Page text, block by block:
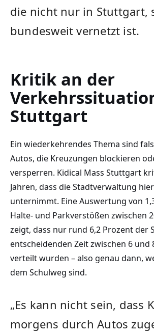
die nicht nur in Stuttgart,
bundesweit vernetzt ist.
Kritik an der
Stuttgart
Ein wiederkehrendes Thema sind
Autos, die Kreuzungen blockieren
versperren. Kidical Mass Stuttgart
Jahren, dass die Stadtverwaltung
unternimmt. Eine Auswertung von
Halte- und Parkverstößen zwischen
zeigt, dass nur rund 6,2 Prozent der
entscheidenden Zeit zwischen 6 und
verteilt wurden – also genau dann,
dem Schulweg sind.
„Es kann nicht sein, dass
morgens durch Autos